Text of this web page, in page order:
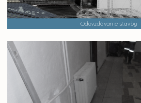
Odovzdávanie stavby